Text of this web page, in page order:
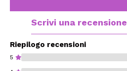
Scrivi una recensione
Riepilogo recensioni
5